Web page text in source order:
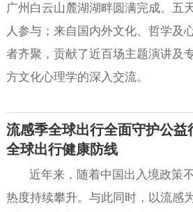
广州白云山麓湖湖畔圆满完成。五
人参与；来自国内外文化、哲学及
者齐聚，贡献了近百场主题演讲及
方文化心理学的深入交流。
流感季全球出行全面守护公益
全球出行健康防线
近年来，随着中国出入境政策
热度持续攀升。与此同时，以流感